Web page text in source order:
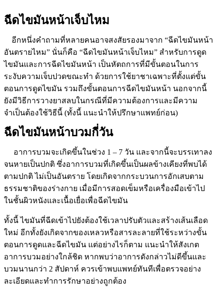
ฉีดไขมันหน้าเจ็บไหม
อีกหนึ่งคำถามที่หลายคนอาจสงสัยรองมาจาก “ฉีดไขมันหน้า
อันตรายไหม” นั่นก็คือ “ฉีดไขมันหน้าเจ็บไหม” สำหรับการดูด
ไขมันและการฉีดไขมันหน้า เป็นหัตถการที่มีขั้นตอนในการ
ระงับความเจ็บปวดขณะทำ ด้วยการใช้ยาชาเฉพาะที่ตั้งแต่ขั้น
ตอนการดูดไขมัน รวมถึงขั้นตอนการฉีดไขมันหน้า นอกจากนี้
ยังมีวิธีการวางยาสลบในกรณีที่มีความต้องการและมีความ
จำเป็นต้องใช้วิธีนี้ (ทั้งนี้ แนะนำให้ปรึกษาแพทย์ก่อน)
ฉีดไขมันหน้าบวมกี่วัน
อาการบวมจะเกิดขึ้นในช่วง 1 – 7 วัน และจากนี้จะบรรเทาลง
จนหายเป็นปกติ ซึ่งอาการบวมที่เกิดขึ้นเป็นผลข้างเคียงที่พบได้
ตามปกติ ไม่เป็นอันตราย โดยเกิดจากกระบวนการอักเสบตาม
ธรรมชาติของร่างกาย เมื่อมีการสอดเข็มหรือเครื่องมือเข้าไป
ในชั้นผิวหนังและเนื้อเยื่อเพื่อฉีดไขมัน
ทั้งนี้ ไขมันที่ฉีดเข้าไปยังต้องใช้เวลาปรับตัวและสร้างเส้นเลือด
ใหม่ อีกทั้งยังเกิดจากของเหลวหรือสารละลายที่ใช้ระหว่างขั้น
ตอนการดูดและฉีดไขมัน แต่อย่างไรก็ตาม แนะนำให้สังเกต
อาการบวมอย่างใกล้ชิด หากพบว่าอาการดังกล่าวไม่ดีขึ้นและ
บวมนานกว่า 2 สัปดาห์ ควรเข้าพบแพทย์ทันทีเพื่อตรวจอย่าง
ละเอียดและทำการรักษาอย่างถูกต้อง